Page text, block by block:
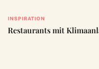
INSPIRATION
Restaurants mit